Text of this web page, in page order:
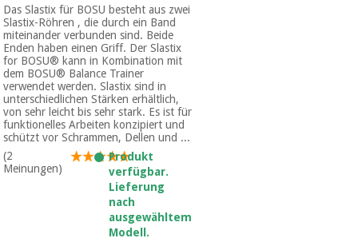
instrumente
(ausverkauf)
Das Slastix für BOSU besteht aus zwei
Slastix-Röhren , die durch ein Band
miteinander verbunden sind. Beide
Enden haben einen Griff. Der Slastix
for BOSU® kann in Kombination mit
dem BOSU® Balance Trainer
verwendet werden. Slastix sind in
unterschiedlichen Stärken erhältlich,
von sehr leicht bis sehr stark. Es ist für
funktionelles Arbeiten konzipiert und
schützt vor Schrammen, Dellen und ...
(2
Meinungen)
Produkt
verfügbar.
Lieferung
nach
ausgewähltem
Modell.